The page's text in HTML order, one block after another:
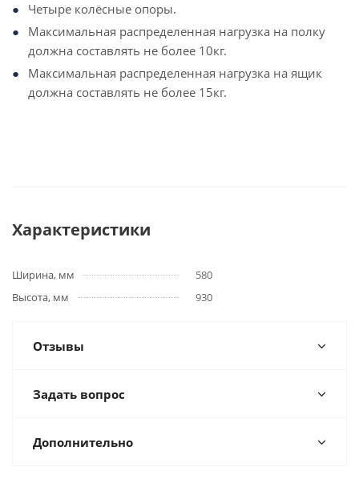
Четыре колёсные опоры.
Максимальная распределенная нагрузка на полку
должна составлять не более 10кг.
Максимальная распределенная нагрузка на ящик
должна составлять не более 15кг.
Характеристики
Ширина, мм
580
Высота, мм
930
Отзывы
Задать вопрос
Дополнительно